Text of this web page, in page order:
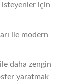
için
ile modern
daha zengin
yaratmak